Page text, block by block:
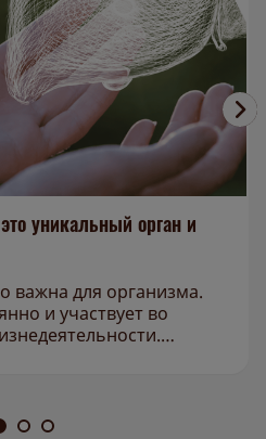
уникальный орган и
важна для организма.
и участвует во